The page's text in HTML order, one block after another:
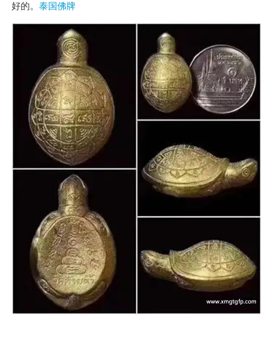
好的。 泰国佛牌